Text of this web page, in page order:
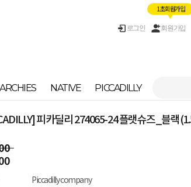
로그인 회원가입
1초 회원가입
ARCHIES NATIVE PICCADILLY
피카딜리 274065-24 플랫슈즈_블랙
Piccadilly company